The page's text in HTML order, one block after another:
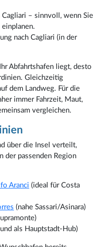
– sinnvoll, wenn Sie
einplanen.
nach Cagliari (in der
Abfahrtshafen liegt, desto
Gleichzeitig
dem Landweg. Für die
immer Fahrzeit, Maut,
vergleichen.
über die Insel verteilt,
der passenden Region
Aranci (ideal für Costa
(nahe Sassari/Asinara)
als Hauptstadt-Hub)